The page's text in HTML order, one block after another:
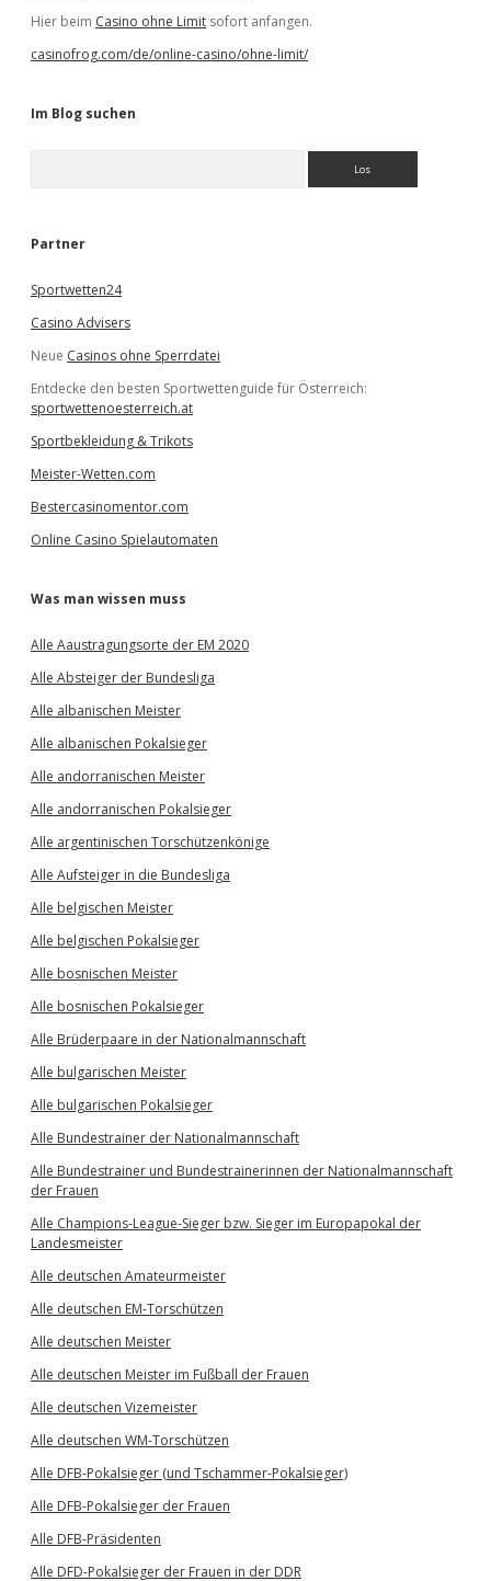
Hier beim Casino ohne Limit sofort anfangen.
casinofrog.com/de/online-casino/ohne-limit/
Im Blog suchen
e
Partner
Sportwetten24
Casino Advisers
Neue Casinos ohne Sperrdatei
Entdecke den besten Sportwettenguide für Österreich:
sportwettenoesterreich.at
Sportbekleidung & Trikots
Meister-Wetten.com
Bestercasinomentor.com
Online Casino Spielautomaten
Was man wissen muss
Alle Aaustragungsorte der EM 2020
Alle Absteiger der Bundesliga
Alle albanischen Meister
Alle albanischen Pokalsieger
Alle andorranischen Meister
Alle andorranischen Pokalsieger
Alle argentinischen Torschützenkönige
Alle Aufsteiger in die Bundesliga
Alle belgischen Meister
Alle belgischen Pokalsieger
Alle bosnischen Meister
Alle bosnischen Pokalsieger
Alle Brüderpaare in der Nationalmannschaft
Alle bulgarischen Meister
Alle bulgarischen Pokalsieger
Alle Bundestrainer der Nationalmannschaft
Alle Bundestrainer und Bundestrainerinnen der Nationalmannschaft
der Frauen
Alle Champions-League-Sieger bzw. Sieger im Europapokal der
Landesmeister
Alle deutschen Amateurmeister
Alle deutschen EM-Torschützen
Alle deutschen Meister
Alle deutschen Meister im Fußball der Frauen
Alle deutschen Vizemeister
Alle deutschen WM-Torschützen
Alle DFB-Pokalsieger (und Tschammer-Pokalsieger)
Alle DFB-Pokalsieger der Frauen
Alle DFB-Präsidenten
Alle DFD-Pokalsieger der Frauen in der DDR